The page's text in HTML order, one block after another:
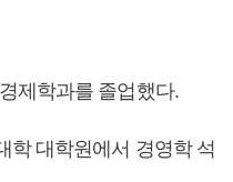
제학과를 졸업했다.
학 대학원에서 경영학 석